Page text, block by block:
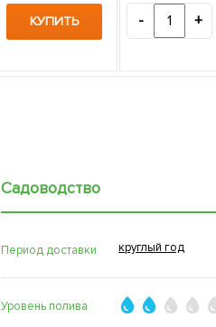
КУПИТЬ - +
Садоводство
Период доставки круглый год
Уровень полива